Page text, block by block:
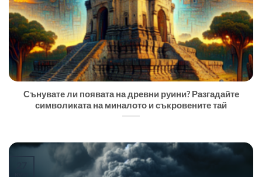
Сънувате ли появата на древни руини? Разгадайте
символиката на миналото и съкровените тай